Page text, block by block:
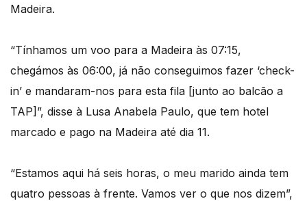
Madeira.
“Tínhamos um voo para a Madeira às 07:15,
chegámos às 06:00, já não conseguimos fazer ‘check-
in’ e mandaram-nos para esta fila [junto ao balcão a
TAP]”, disse à Lusa Anabela Paulo, que tem hotel
marcado e pago na Madeira até dia 11.
“Estamos aqui há seis horas, o meu marido ainda tem
quatro pessoas à frente. Vamos ver o que nos dizem”,